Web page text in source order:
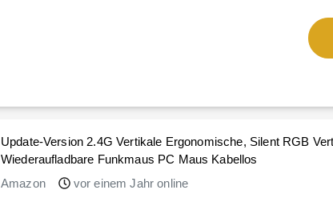
Update-Version 2.4G Vertikale Ergonomische, Silent RGB
Wiederaufladbare Funkmaus PC Maus Kabellos
Amazon
vor einem Jahr online